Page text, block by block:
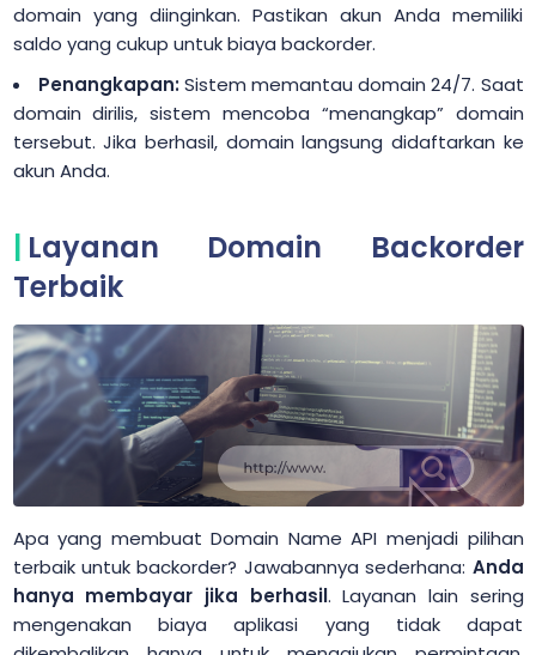
domain yang diinginkan. Pastikan akun Anda memiliki
saldo yang cukup untuk biaya backorder.
Penangkapan:Sistem memantau domain 24/7. Saat
domain dirilis, sistem mencoba “menangkap” domain
tersebut. Jika berhasil, domain langsung didaftarkan ke
akun Anda.
Layanan Domain Backorder
Terbaik
Apa yang membuat Domain Name API menjadi pilihan
terbaik untuk backorder? Jawabannya sederhana: Anda
hanya membayar jika berhasil. Layanan lain sering
mengenakan biaya aplikasi yang tidak dapat